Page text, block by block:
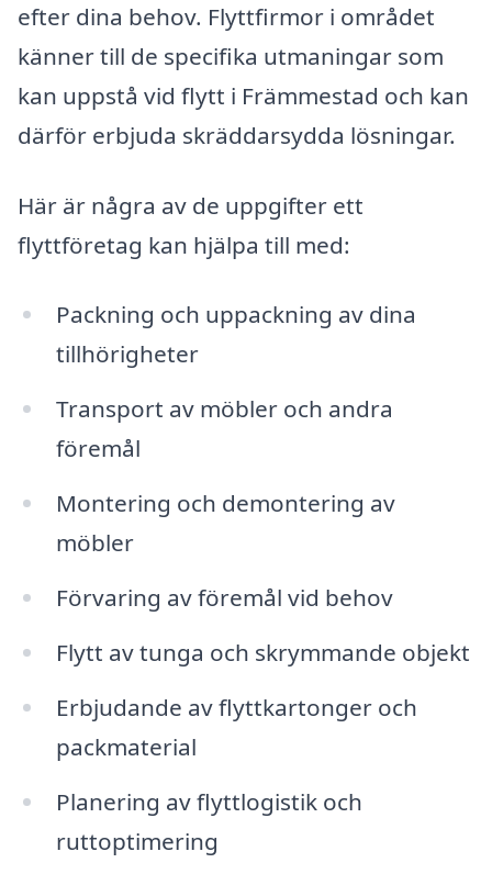
efter dina behov. Flyttfirmor i området
känner till de specifika utmaningar som
kan uppstå vid flytt i Främmestad och kan
därför erbjuda skräddarsydda lösningar.
Här är några av de uppgifter ett
flyttföretag kan hjälpa till med:
Packning och uppackning av dina
tillhörigheter
Transport av möbler och andra
föremål
Montering och demontering av
möbler
Förvaring av föremål vid behov
Flytt av tunga och skrymmande objekt
Erbjudande av flyttkartonger och
packmaterial
Planering av flyttlogistik och
ruttoptimering